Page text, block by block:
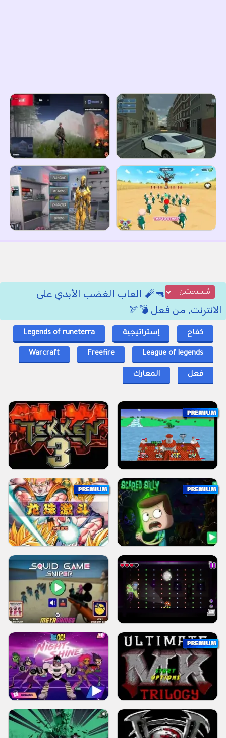
🔫🧨 العاب الغضب الأبدي على
الانترنت, من فعل 💣🏹
كفاح إستراتيجية Legends of runeterra
League of legends
Freefire
Warcraft
فعل المعارك